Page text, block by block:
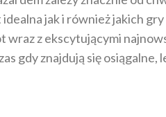
jak i również jakich gry
wraz z ekscytującymi
gdy znajdują się osiągalne,